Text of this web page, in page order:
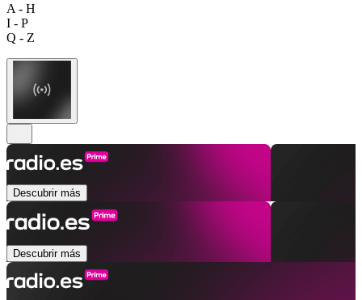
A - H
I - P
Q - Z
Descubrir más
Descubrir más